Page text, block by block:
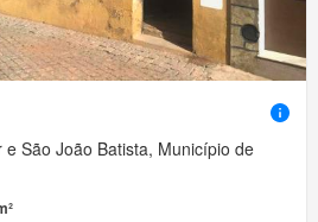
São João Batista, Município de